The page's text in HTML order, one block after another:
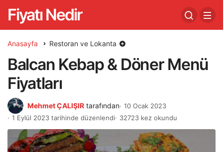
Fiyatı Nedir
Anasayfa Restoran ve Lokanta
Balcan Kebap & Döner Menü
Fiyatları
Mehmet ÇALIŞIR tarafından 10 Ocak 2023
1 Eylül 2023 tarihinde düzenlendi
32723 kez okundu